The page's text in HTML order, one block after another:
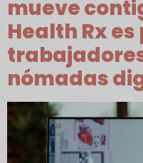
mueve
Health Rx
nómadas